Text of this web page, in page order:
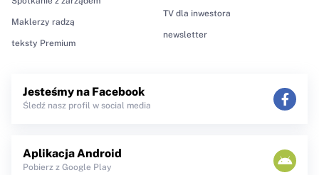
Maklerzy radzą
teksty Premium
TV dla inwestora
newsletter
Jesteśmy na Facebook
Śledź nasz profil w social media
Aplikacja Android
Pobierz z Google Play